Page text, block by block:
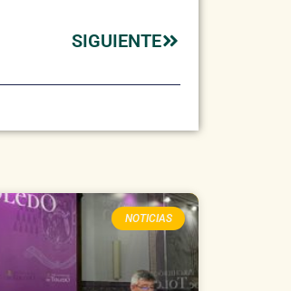
SIGUIENTE
NOTICIAS